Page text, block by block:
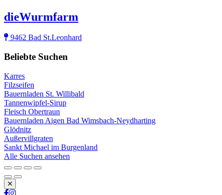
dieWurmfarm
9462 Bad St.Leonhard
Beliebte Suchen
Karres
Filzseifen
Bauernladen St. Willibald
Tannenwipfel-Sirup
Fleisch Obertraun
Bauernladen Aigen Bad Wimsbach-Neydharting
Glödnitz
Außervillgraten
Sankt Michael im Burgenland
Alle Suchen ansehen
Schließen